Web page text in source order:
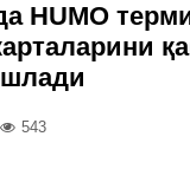
HUMO
543